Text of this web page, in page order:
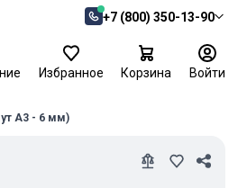
+7 (800) 350-13-90
Избранное Корзина Войти
А3 - 6 мм)